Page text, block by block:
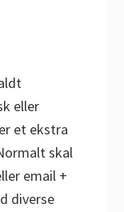
eller
et ekstra
skal
email +
diverse